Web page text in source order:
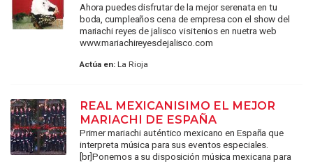
Ahora puedes disfrutar de la mejor serenata en tu
boda, cumpleaños cena de empresa con el show del
mariachi reyes de jalisco visitenios en nuetra web
www.mariachireyesdejalisco.com
Actúa en:La Rioja
REAL MEXICANISIMO EL MEJOR
MARIACHI DE ESPAÑA
Primer mariachi auténtico mexicano en España que
interpreta música para sus eventos especiales.
[br]Ponemos a su disposición música mexicana para